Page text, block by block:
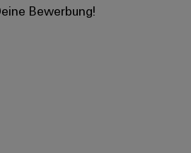
Bewerbung!